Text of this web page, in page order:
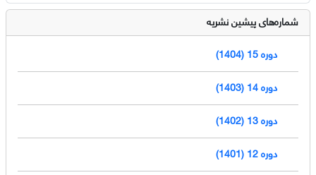
شماره‌های پیشین نشریه
دوره 15 (1404)
دوره 14 (1403)
دوره 13 (1402)
دوره 12 (1401)